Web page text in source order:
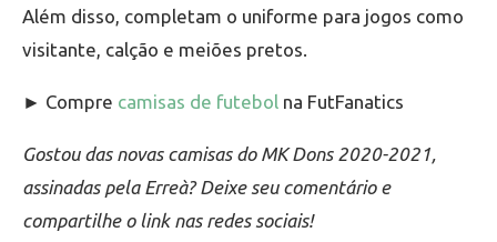
Além disso, completam o uniforme para jogos como
visitante, calção e meiões pretos.
► Compre camisas de futebol na FutFanatics
Gostou das novas camisas do MK Dons 2020-2021,
assinadas pela Erreà? Deixe seu comentário e
compartilhe o link nas redes sociais!